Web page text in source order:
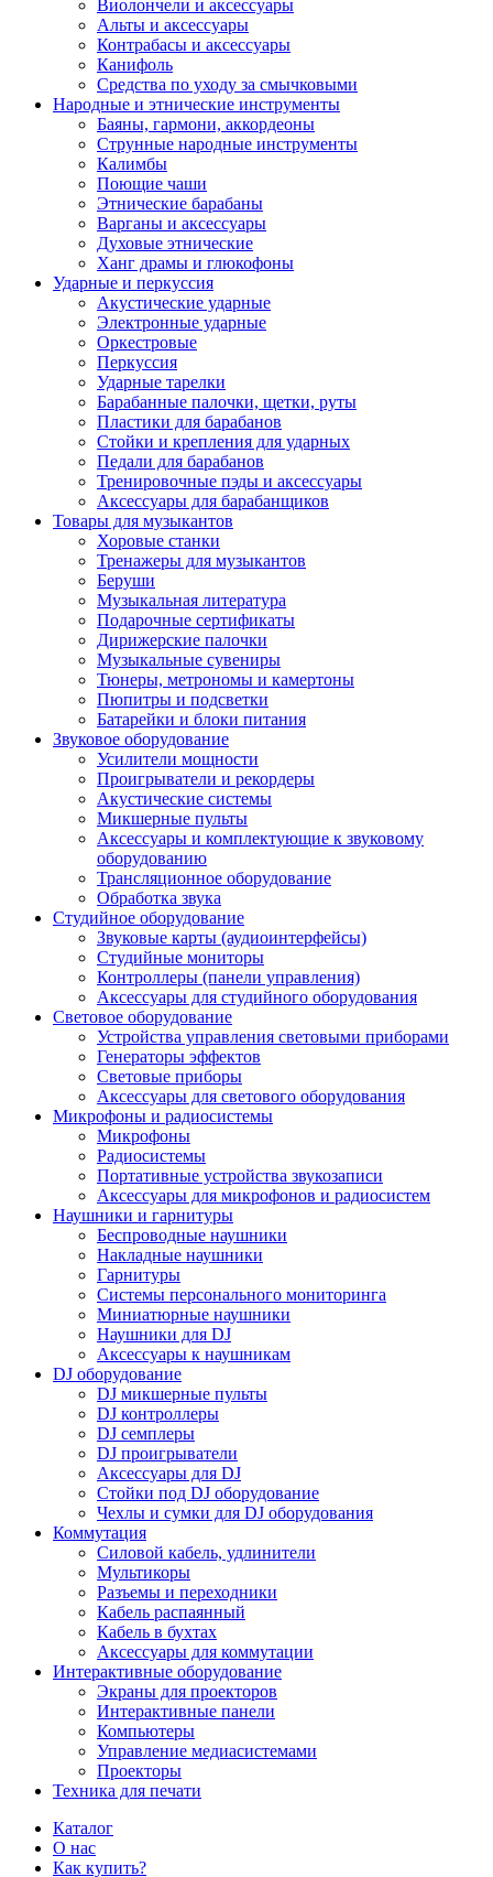
Виолончели и аксессуары
Альты и аксессуары
Контрабасы и аксессуары
Канифоль
Средства по уходу за смычковыми
Народные и этнические инструменты
Баяны, гармони, аккордеоны
Струнные народные инструменты
Калимбы
Поющие чаши
Этнические барабаны
Варганы и аксессуары
Духовые этнические
Ханг драмы и глюкофоны
Ударные и перкуссия
Акустические ударные
Электронные ударные
Оркестровые
Перкуссия
Ударные тарелки
Барабанные палочки, щетки, руты
Пластики для барабанов
Стойки и крепления для ударных
Педали для барабанов
Тренировочные пэды и аксессуары
Аксессуары для барабанщиков
Товары для музыкантов
Хоровые станки
Тренажеры для музыкантов
Беруши
Музыкальная литература
Подарочные сертификаты
Дирижерские палочки
Музыкальные сувениры
Тюнеры, метрономы и камертоны
Пюпитры и подсветки
Батарейки и блоки питания
Звуковое оборудование
Усилители мощности
Проигрыватели и рекордеры
Акустические системы
Микшерные пульты
Аксессуары и комплектующие к звуковому
оборудованию
Трансляционное оборудование
Обработка звука
Студийное оборудование
Звуковые карты (аудиоинтерфейсы)
Студийные мониторы
Контроллеры (панели управления)
Аксессуары для студийного оборудования
Световое оборудование
Устройства управления световыми приборами
Генераторы эффектов
Световые приборы
Аксессуары для светового оборудования
Микрофоны и радиосистемы
Микрофоны
Радиосистемы
Портативные устройства звукозаписи
Аксессуары для микрофонов и радиосистем
Наушники и гарнитуры
Беспроводные наушники
Накладные наушники
Гарнитуры
Системы персонального мониторинга
Миниатюрные наушники
Наушники для DJ
Аксессуары к наушникам
DJ оборудование
DJ микшерные пульты
DJ контроллеры
DJ семплеры
DJ проигрыватели
Аксессуары для DJ
Стойки под DJ оборудование
Чехлы и сумки для DJ оборудования
Коммутация
Силовой кабель, удлинители
Мультикоры
Разъемы и переходники
Кабель распаянный
Кабель в бухтах
Аксессуары для коммутации
Интерактивные оборудование
Экраны для проекторов
Интерактивные панели
Компьютеры
Управление медиасистемами
Проекторы
Техника для печати
Каталог
О нас
Как купить?